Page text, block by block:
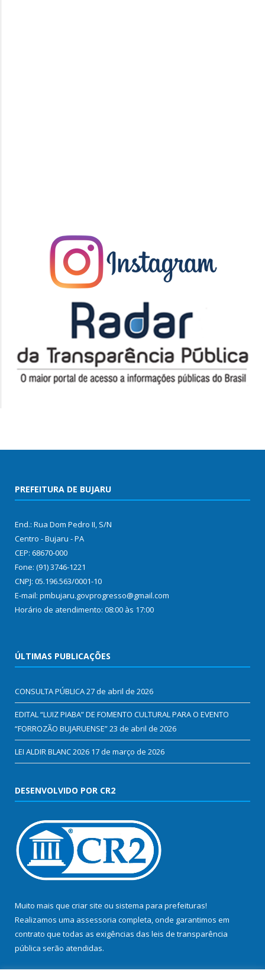
PREFEITURA DE BUJARU
End.: Rua Dom Pedro II, S/N
Centro - Bujaru - PA
CEP: 68670-000
Fone: (91) 3746-1221
CNPJ: 05.196.563/0001-10
E-mail: pmbujaru.govprogresso@gmail.com
Horário de atendimento: 08:00 às 17:00
ÚLTIMAS PUBLICAÇÕES
CONSULTA PÚBLICA27 de abril de 2026
EDITAL “LUIZ PIABA” DE FOMENTO CULTURAL PARA O EVENTO
“FORROZÃO BUJARUENSE”23 de abril de 2026
LEI ALDIR BLANC 2026 17 de março de 2026
DESENVOLVIDO POR CR2
Muito mais que criar site ou sistema para prefeituras!
Realizamos uma assessoria completa, onde garantimos em
contrato que todas as exigências das leis de transparência
pública serão atendidas.